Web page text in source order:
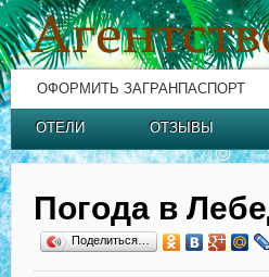
ОФОРМИТЬ ЗАГРАНПАСПОРТ
ОТЕЛИ ОТЗЫВЫ
Погода в
Поделиться…